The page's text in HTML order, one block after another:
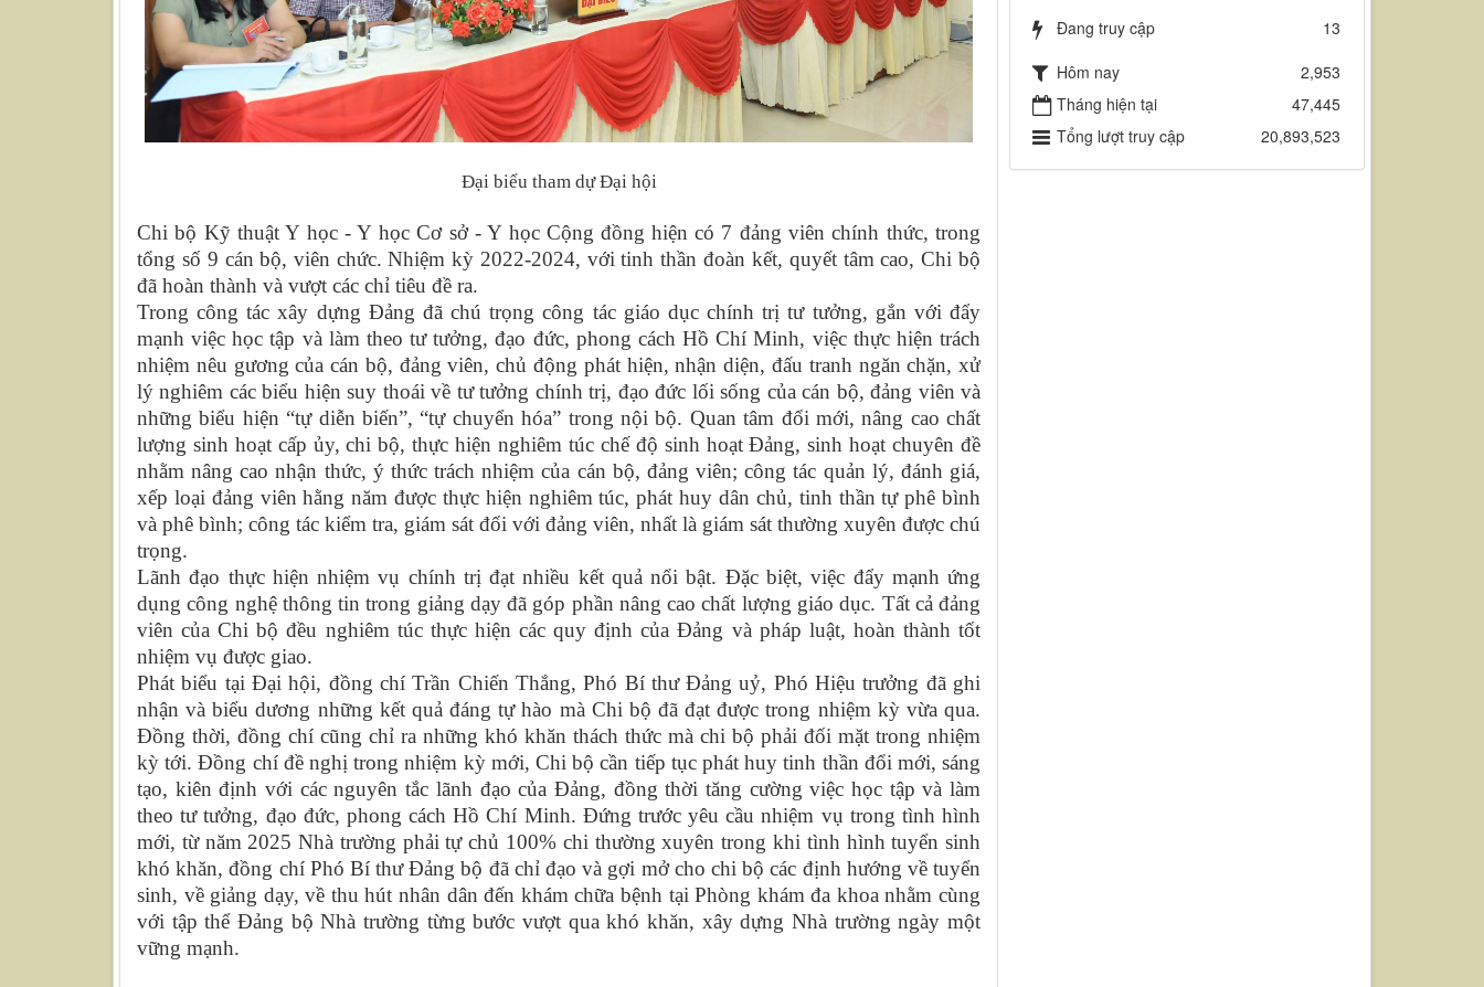
Đại biểu tham dự Đại hội
Chi bộ Kỹ thuật Y học - Y học Cơ sở - Y học Cộng đồng hiện có 7 đảng viên chính thức, trong
tổng số 9 cán bộ,viên chức. Nhiệm kỳ 2022-2024, với tinh thần đoàn kết, quyết tâm cao, Chi bộ
đã hoàn thành và vượt các chỉ tiêu đề ra.
Trong công tác xây dựng Đảng đã chú trọng công tác giáo dục chính trị tư tưởng, gắn với đẩy
mạnh việc học tập và làm theo tư tưởng, đạo đức, phong cách Hồ Chí Minh, việc thực hiện trách
nhiệm nêu gương của cán bộ, đảng viên, chủ động phát hiện, nhận diện, đấu tranh ngăn chặn, xử
lý nghiêm các biểu hiện suy thoái về tư tưởng chính trị, đạo đức lối sống của cán bộ, đảng viên và
những biểu hiện “tự diễn biến”, “tự chuyển hóa” trong nội bộ. Quan tâm đổi mới, nâng cao chất
lượng sinh hoạt cấp ủy, chi bộ, thực hiện nghiêm túc chế độ sinh hoạt Đảng, sinh hoạt chuyên đề
nhằm nâng cao nhận thức, ý thức trách nhiệm của cán bộ, đảng viên; công tác quản lý, đánh giá,
xếp loại đảng viên hằng năm được thực hiện nghiêm túc, phát huy dân chủ, tinh thần tự phê bình
và phê bình; công tác kiểm tra, giám sát đối với đảng viên, nhất là giám sát thường xuyên được chú
trọng.
Lãnh đạo thực hiện nhiệm vụ chính trị đạt nhiều kết quả nổi bật. Đặc biệt, việc đẩy mạnh ứng
dụng công nghệ thông tin trong giảng dạy đã góp phần nâng cao chất lượng giáo dục. Tất cả đảng
viên của Chi bộ đều nghiêm túc thực hiện các quy định của Đảng và pháp luật, hoàn thành tốt
nhiệm vụ được giao.
Phát biểu tại Đại hội, đồng chíTrần Chiến Thắng, Phó Bí thư Đảng uỷ, Phó Hiệu trưởng đã ghi
nhận và biểu dương những kết quả đáng tự hào mà Chi bộ đã đạt được trong nhiệm kỳ vừa qua.
Đồng thời, đồng chí cũng chỉ ra những khó khăn thách thức mà chi bộ phải đối mặt trong nhiệm
kỳ tới.Đồng chí đề nghị trong nhiệm kỳ mới, Chi bộ cần tiếp tục phát huy tinh thần đổi mới, sáng
tạo, kiên định với các nguyên tắc lãnh đạo của Đảng, đồng thời tăng cường việc học tập và làm
theo tư tưởng, đạo đức, phong cách Hồ Chí Minh. Đứng trước yêu cầu nhiệm vụ trong tình hình
mới, từ năm 2025 Nhà trường phải tự chủ 100% chi thường xuyên trong khi tình hình tuyển sinh
khó khăn, đồng chí Phó Bí thư Đảng bộ đã chỉ đạo và gợi mở cho chi bộ các định hướng về tuyển
sinh, về giảng dạy, về thu hút nhân dân đến khám chữa bệnh tại Phòng khám đa khoa nhằm cùng
với tập thể Đảng bộ Nhà trường từng bước vượt qua khó khăn, xây dựng Nhà trường ngày một
vững mạnh.
Đang truy cập
13
Hôm nay
2,953
Tháng hiện tại
47,445
Tổng lượt truy cập
20,893,523